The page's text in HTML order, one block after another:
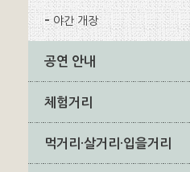
야간 개장
공연 안내
체험거리
먹거리·살거리·입을거리